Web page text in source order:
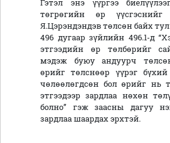
Гэтэл энэ үүргээ
төгрөгийн өр
Я.Цэрэндэндэв төлсөн байх
496 дугаар зүйлийн 496.1-д
этгээдийн өр төлбөрийг
мэдэж буюу андуурч
өрийг төлснөөр үүрэг бүхий
чөлөөлөгдсөн бол өрийг нь
этгээдээр зардлаа нөхөн
болно” гэж заасны дагуу
зардлаа шаардах эрхтэй.